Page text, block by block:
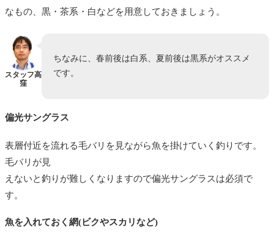
なもの、黒・茶系・白などを用意しておきましょう。
スタッフ高
窪
ちなみに、春前後は白系、夏前後は黒系がオススメ
です。
偏光サングラス
表層付近を流れる毛バリを見ながら魚を掛けていく釣りです。
毛バリが見
えないと釣りが難しくなりますので偏光サングラスは必須で
す。
魚を入れておく網(ビクやスカリなど)